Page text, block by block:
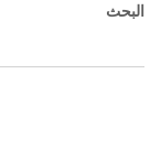
البحث